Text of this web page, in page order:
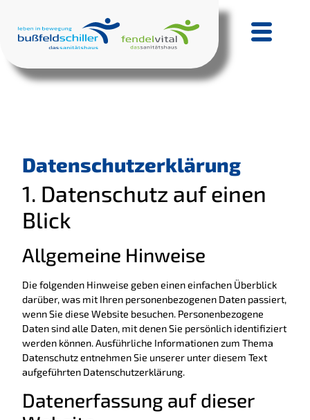
Datenschutzerklärung
1. Datenschutz auf einen
Blick
Allgemeine Hinweise
Die folgenden Hinweise geben einen einfachen Überblick
darüber, was mit Ihren personenbezogenen Daten passiert,
wenn Sie diese Website besuchen. Personenbezogene
Daten sind alle Daten, mit denen Sie persönlich identifiziert
werden können. Ausführliche Informationen zum Thema
Datenschutz entnehmen Sie unserer unter diesem Text
aufgeführten Datenschutzerklärung.
Datenerfassung auf dieser